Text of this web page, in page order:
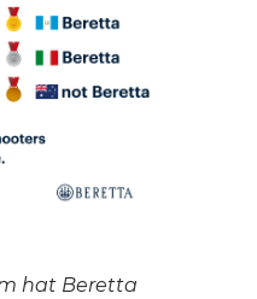
hat Beretta